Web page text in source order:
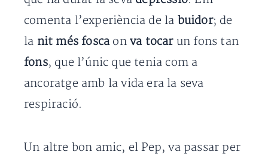
comenta l’experiència de la buidor; de
la nit més foscaonva tocar un fons tan
fons, que l’únic que tenia com a
ancoratge amb la vida era la seva
respiració.
Un altre bon amic, el Pep, va passar per